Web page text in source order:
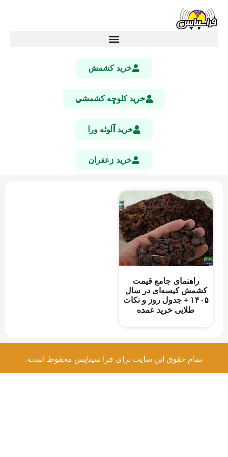
خرید کشمش
خرید کلوچه کشمشی
خرید آلوئه ورا
خرید زعفران
راهنمای جامع قیمت
کشمش کیسه‌ای در سال
۱۴۰۵ + جدول روز و نکات
طلایی خرید عمده
تمام حقوق این سایت برای فرا سیناپس محفوظ است.